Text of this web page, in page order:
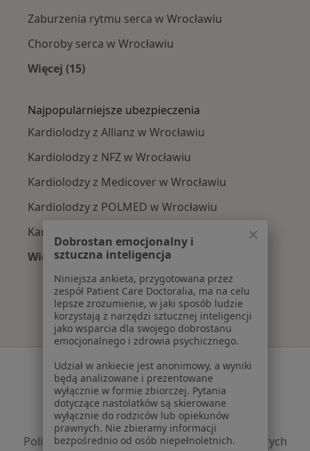
Zaburzenia rytmu serca w Wrocławiu
Choroby serca w Wrocławiu
Więcej (15)
Najpopularniejsze ubezpieczenia
Kardiolodzy z Allianz w Wrocławiu
Kardiolodzy z NFZ w Wrocławiu
Kardiolodzy z Medicover w Wrocławiu
Kardiolodzy z POLMED w Wrocławiu
Kardiolodzy z INTER Polska w Wrocławiu
Więcej (3)
Więcej w kategorii: Najpopularniejsze
Serwis
Regulamin
Polityka prywatności pacjentów
Polityka prywatności profesjonalistów
Polityka prywatności dla profesjonalistów, których
Dobrostan emocjonalny i
sztuczna inteligencja
Niniejsza ankieta, przygotowana przez
zespół Patient Care Doctoralia, ma na celu
lepsze zrozumienie, w jaki sposób ludzie
korzystają z narzędzi sztucznej inteligencji
jako wsparcia dla swojego dobrostanu
emocjonalnego i zdrowia psychicznego.
Udział w ankiecie jest anonimowy, a wyniki
będą analizowane i prezentowane
wyłącznie w formie zbiorczej. Pytania
dotyczące nastolatków są skierowane
wyłącznie do rodziców lub opiekunów
prawnych. Nie zbieramy informacji
bezpośrednio od osób niepełnoletnich.